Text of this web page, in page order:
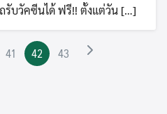
รับวัคซีนได้ ฟรี!! ตั้งแต่วัน […]
41 42 43